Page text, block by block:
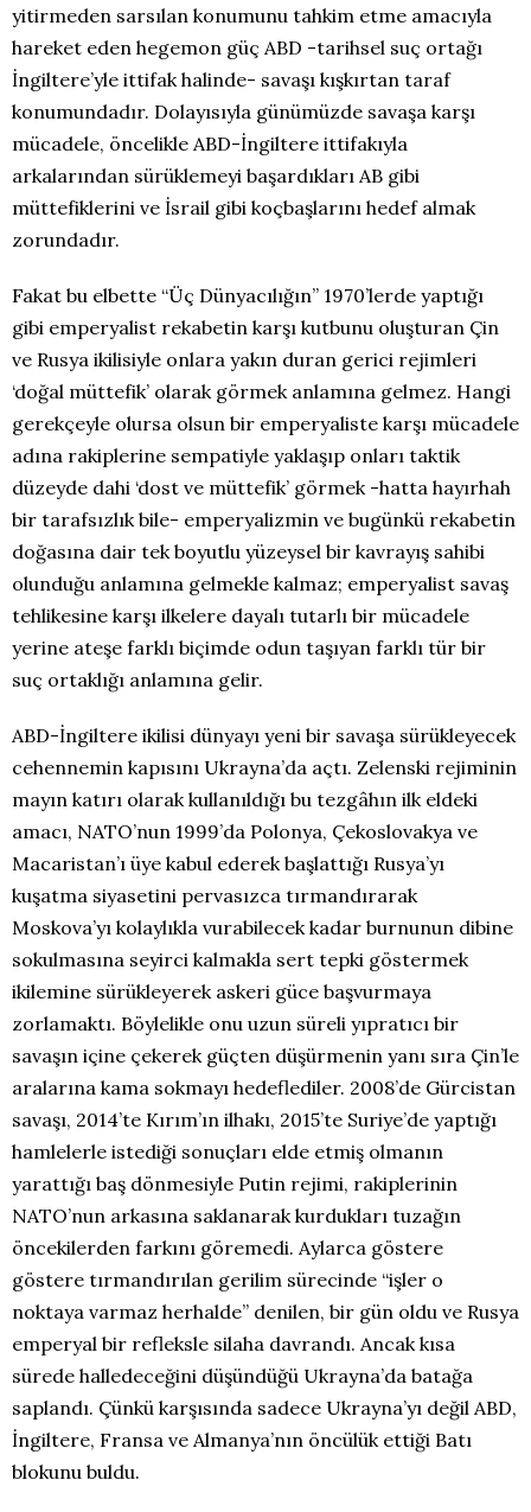
yitirmeden sarsılan konumunu tahkim etme amacıyla
hareket eden hegemon güç ABD -tarihsel suç ortağı
İngiltere’yle ittifak halinde- savaşı kışkırtan taraf
konumundadır. Dolayısıyla günümüzde savaşa karşı
mücadele, öncelikle ABD-İngiltere ittifakıyla
arkalarından sürüklemeyi başardıkları AB gibi
müttefiklerini ve İsrail gibi koçbaşlarını hedef almak
zorundadır.
Fakat bu elbette “Üç Dünyacılığın” 1970’lerde yaptığı
gibi emperyalist rekabetin karşı kutbunu oluşturan Çin
ve Rusya ikilisiyle onlara yakın duran gerici rejimleri
‘doğal müttefik’ olarak görmek anlamına gelmez. Hangi
gerekçeyle olursa olsun bir emperyaliste karşı mücadele
adına rakiplerine sempatiyle yaklaşıp onları taktik
düzeyde dahi ‘dost ve müttefik’ görmek -hatta hayırhah
bir tarafsızlık bile- emperyalizmin ve bugünkü rekabetin
doğasına dair tek boyutlu yüzeysel bir kavrayış sahibi
olunduğu anlamına gelmekle kalmaz; emperyalist savaş
tehlikesine karşı ilkelere dayalı tutarlı bir mücadele
yerine ateşe farklı biçimde odun taşıyan farklı tür bir
suç ortaklığı anlamına gelir.
ABD-İngiltere ikilisi dünyayı yeni bir savaşa sürükleyecek
cehennemin kapısını Ukrayna’da açtı. Zelenski rejiminin
mayın katırı olarak kullanıldığı bu tezgâhın ilk eldeki
amacı, NATO’nun 1999’da Polonya, Çekoslovakya ve
Macaristan’ı üye kabul ederek başlattığı Rusya’yı
kuşatma siyasetini pervasızca tırmandırarak
Moskova’yı kolaylıkla vurabilecek kadar burnunun dibine
sokulmasına seyirci kalmakla sert tepki göstermek
ikilemine sürükleyerek askeri güce başvurmaya
zorlamaktı. Böylelikle onu uzun süreli yıpratıcı bir
savaşın içine çekerek güçten düşürmenin yanı sıra Çin’le
aralarına kama sokmayı hedeflediler. 2008’de Gürcistan
savaşı, 2014’te Kırım’ın ilhakı, 2015’te Suriye’de yaptığı
hamlelerle istediği sonuçları elde etmiş olmanın
yarattığı baş dönmesiyle Putin rejimi, rakiplerinin
NATO’nun arkasına saklanarak kurdukları tuzağın
öncekilerden farkını göremedi. Aylarca göstere
göstere tırmandırılan gerilim sürecinde “işler o
noktaya varmaz herhalde” denilen, bir gün oldu ve Rusya
emperyal bir refleksle silaha davrandı. Ancak kısa
sürede halledeceğini düşündüğü Ukrayna’da batağa
saplandı. Çünkü karşısında sadece Ukrayna’yı değil ABD,
İngiltere, Fransa ve Almanya’nın öncülük ettiği Batı
blokunu buldu.